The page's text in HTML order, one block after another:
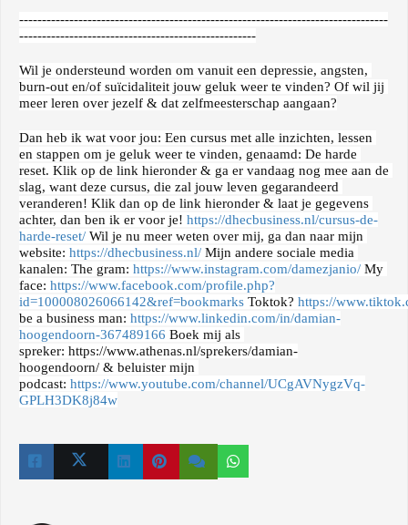
---------------------------------------------------------------------------------
----------------------------------------------------
Wil je ondersteund worden om vanuit een depressie, angsten,
burn-out en/of suïcidaliteit jouw geluk weer te vinden? Of wil jij
meer leren over jezelf & dat zelfmeesterschap aangaan?
Dan heb ik wat voor jou: Een cursus met alle inzichten, lessen
en stappen om je geluk weer te vinden, genaamd: De harde
reset. Klik op de link hieronder & ga er vandaag nog mee aan de
slag, want deze cursus, die zal jouw leven gegarandeerd
veranderen! Klik dan op de link hieronder & laat je gegevens
achter, dan ben ik er voor je! https://dhecbusiness.nl/cursus-de-
harde-reset/ Wil je nu meer weten over mij, ga dan naar mijn
website: https://dhecbusiness.nl/ Mijn andere sociale media
kanalen: The gram: https://www.instagram.com/damezjanio/ My
face: https://www.facebook.com/profile.php?
id=100008026066142&ref=bookmarks Toktok? https://
be a business man: https://www.linkedin.com/in/damian-
hoogendoorn-367489166 Boek mij als
spreker: https://www.athenas.nl/sprekers/damian-
hoogendoorn/ & beluister mijn
podcast: https://www.youtube.com/channel/UCgAVNygzVq-
GPLH3DK8j84w